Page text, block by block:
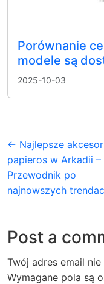
Porównanie
modele są
2025-10-03
← Najlepsze
papieros w Arkadii –
Przewodnik po
najnowszych
Post a
Twój adres email
Wymagane pola są